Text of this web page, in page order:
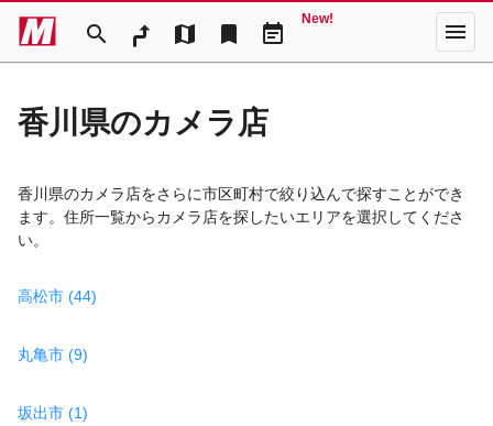
search map bookmark event_note
New! menu
香川県のカメラ店
香川県のカメラ店をさらに市区町村で絞り込んで探すことができ
ます。住所一覧からカメラ店を探したいエリアを選択してくださ
い。
高松市 (44)
丸亀市 (9)
坂出市 (1)